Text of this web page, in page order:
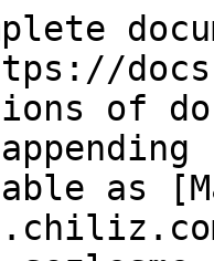
of
as